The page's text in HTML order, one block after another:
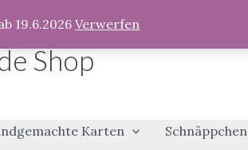
19.6.2026Verwerfen
Shop
Karten
Schnäppchen